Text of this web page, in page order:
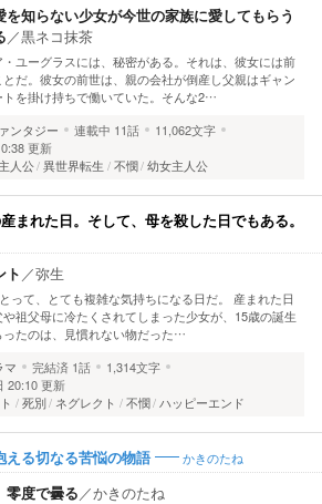
を知らない少女が今世の家族に愛してもらう
／黒ネコ抹茶
ユーグラスには、秘密がある。それは、彼女には前
だ。彼女の前世は、親の会社が倒産し父親はギャン
トを掛け持ちで働いていた。そんな2…
ンタジー 連載中 11話
11,062文字
更新
人公 異世界転生 不憫 幼女主人公
まれた日。そして、母を殺した日でもある。
ト ／弥生
って、とても複雑な気持ちになる日だ。 産まれた日
祖父母に冷たくされてしまった少女が、15歳の誕生
ったのは、見慣れない物だった…
マ 完結済 1話
1,314文字
20:10 更新
死別 ネグレクト 不憫 ハッピーエンド
える切なる苦悩の物語 かきのたね
零度で曇る ／かきのたね